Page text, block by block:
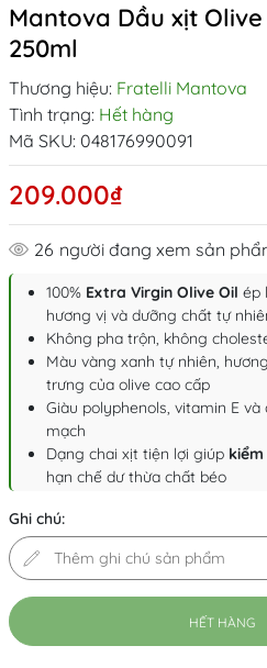
Mantova Dầu xịt
250ml
Thương hiệu: Fratelli Mantova
Tình trạng: Hết hàng
Mã SKU: 048176990091
209.000₫
26 người đang xem sản
100% Extra Virgin Olive Oil ép
hương vị và dưỡng chất tự
Không pha trộn, không
Màu vàng xanh tự nhiên,
trưng của olive cao cấp
Giàu polyphenols, vitamin E
mạch
Dạng chai xịt tiện lợi giúp
hạn chế dư thừa chất béo
Ghi chú:
HẾT HÀNG